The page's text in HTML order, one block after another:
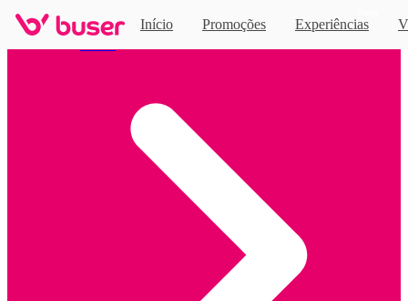
Início Promoções Experiências